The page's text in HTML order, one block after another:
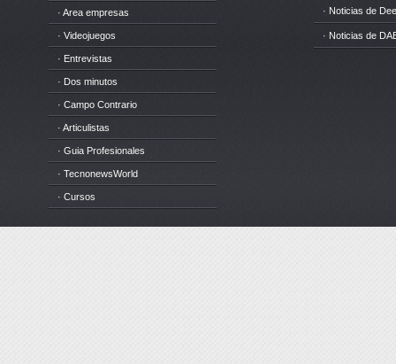
· Area empresas
· Videojuegos
· Entrevistas
· Dos minutos
· Campo Contrario
· Articulistas
· Guia Profesionales
· TecnonewsWorld
· Cursos
· Noticias de
· Noticias de